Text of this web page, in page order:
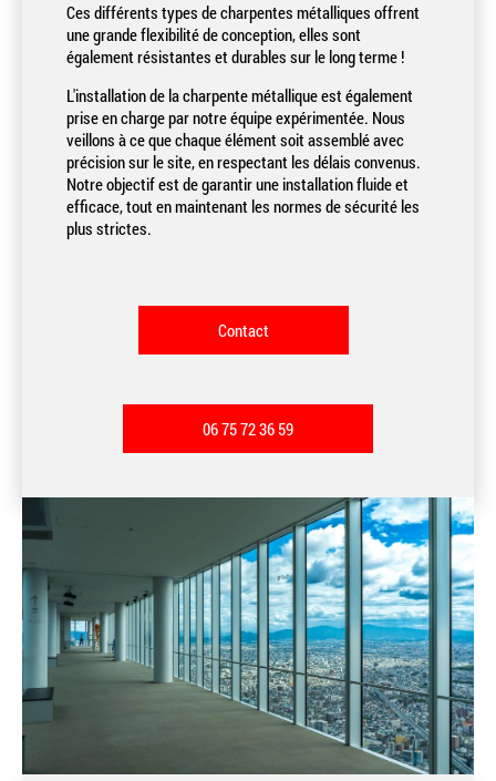
Ces différents types de charpentes métalliques offrent
une grande flexibilité de conception, elles sont
également résistantes et durables sur le long terme !
L'installation de la charpente métallique est également
prise en charge par notre équipe expérimentée. Nous
veillons à ce que chaque élément soit assemblé avec
précision sur le site, en respectant les délais convenus.
Notre objectif est de garantir une installation fluide et
efficace, tout en maintenant les normes de sécurité les
plus strictes.
Contact
06 75 72 36 59